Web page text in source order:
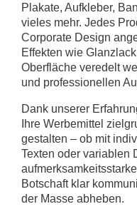
Plakate, Aufkleber,
vieles mehr. Jedes
Corporate Design
Effekten wie
Oberfläche veredelt
und professionellen
Dank unserer
Ihre Werbemittel
gestalten – ob mit
Texten oder variablen
Botschaft klar
der Masse abheben.